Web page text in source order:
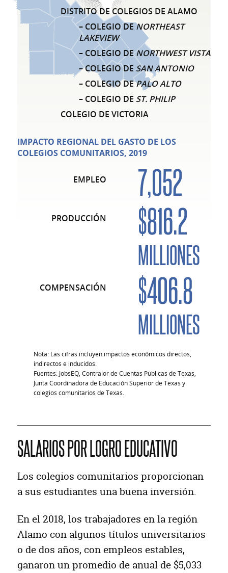
LISTA DE DISTRITOS DE COLEGIOS
DISTRITO DE COLEGIOS DE ALAMO
– COLEGIO DE NORTHEAST
LAKEVIEW
– COLEGIO DENORTHWEST VISTA
– COLEGIO DE SAN ANTONIO
– COLEGIO DEPALO ALTO
– COLEGIO DE ST. PHILIP
COLEGIO DE VICTORIA
IMPACTO REGIONAL DEL GASTO DE LOS
COLEGIOS COMUNITARIOS, 2019
EMPLEO 7,052
PRODUCCIÓN $816.2
MILLIONES
COMPENSACIÓN $406.8
MILLIONES
Nota: Las cifras incluyen impactos económicos directos,
indirectos e inducidos.
Fuentes: JobsEQ, Contralor de Cuentas Públicas de Texas,
Junta Coordinadora de Educación Superior de Texas y
colegios comunitarios de Texas.
SALARIOS POR LOGRO EDUCATIVO
Los colegios comunitarios proporcionan
a sus estudiantes una buena inversión.
En el 2018, los trabajadores en la región
Alamo con algunos títulos universitarios
o de dos años, con empleos estables,
ganaron un promedio de anual de $5,033